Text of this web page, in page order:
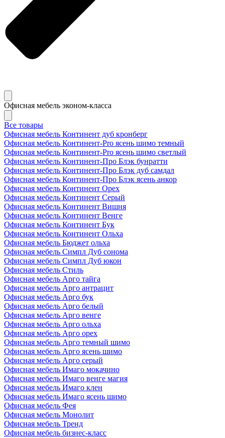
Офисная мебель эконом-класса
Все товары
Офисная мебель Континент дуб кронберг
Офисная мебель Континент-Pro ясень шимо темный
Офисная мебель Континент-Pro ясень шимо светлый
Офисная мебель Континент-Про Блэк бунратти
Офисная мебель Континент-Про Блэк дуб самдал
Офисная мебель Континент-Про Блэк ясень анкор
Офисная мебель Континент Орех
Офисная мебель Континент Серый
Офисная мебель Континент Вишня
Офисная мебель Континент Венге
Офисная мебель Континент Бук
Офисная мебель Континент Ольха
Офисная мебель Бюджет ольха
Офисная мебель Симпл Дуб сонома
Офисная мебель Симпл Дуб юкон
Офисная мебель Стиль
Офисная мебель Арго тайга
Офисная мебель Арго антрацит
Офисная мебель Арго бук
Офисная мебель Арго белый
Офисная мебель Арго венге
Офисная мебель Арго ольха
Офисная мебель Арго орех
Офисная мебель Арго темный шимо
Офисная мебель Арго ясень шимо
Офисная мебель Арго серый
Офисная мебель Имаго мокачино
Офисная мебель Имаго венге магия
Офисная мебель Имаго клен
Офисная мебель Имаго ясень шимо
Офисная мебель Фея
Офисная мебель Монолит
Офисная мебель Тренд
Офисная мебель бизнес-класс